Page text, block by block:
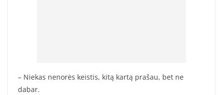
– Niekas nenorės keistis, kitą kartą prašau, bet ne
dabar.